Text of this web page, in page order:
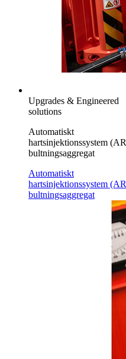
Upgrades & Engineered
solutions
Automatiskt
hartsinjektionssystem
bultningsaggregat
Automatiskt
hartsinjektionssystem
bultningsaggregat